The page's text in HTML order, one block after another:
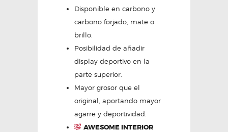
Disponible en carbono y
carbono forjado, mate o
brillo.
Posibilidad de añadir
display deportivo en la
parte superior.
Mayor grosor que el
original, aportando mayor
agarre y deportividad.
AWESOME INTERIOR